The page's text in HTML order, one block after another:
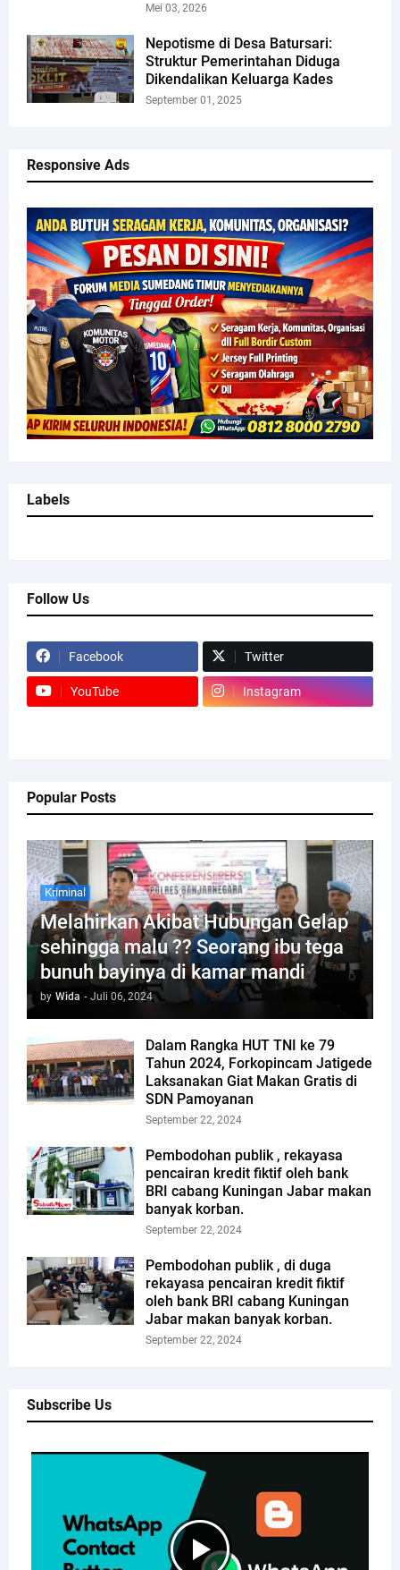
Mei 03, 2026
Nepotisme di Desa Batursari:
Struktur Pemerintahan Diduga
Dikendalikan Keluarga Kades
September 01, 2025
Responsive Ads
Labels
Follow Us
Facebook Twitter
YouTube Instagram
Popular Posts
Kriminal
Melahirkan Akibat Hubungan Gelap
sehingga malu ?? Seorang ibu tega
bunuh bayinya di kamar mandi
by Wida - Juli 06, 2024
Dalam Rangka HUT TNI ke 79
Tahun 2024, Forkopincam Jatigede
Laksanakan Giat Makan Gratis di
SDN Pamoyanan
September 22, 2024
Pembodohan publik , rekayasa
pencairan kredit fiktif oleh bank
BRI cabang Kuningan Jabar makan
banyak korban.
September 22, 2024
Pembodohan publik , di duga
rekayasa pencairan kredit fiktif
oleh bank BRI cabang Kuningan
Jabar makan banyak korban.
September 22, 2024
Subscribe Us